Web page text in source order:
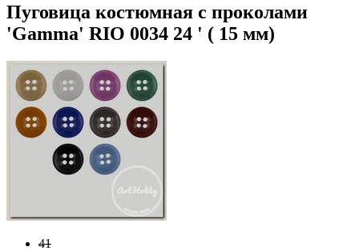
Пуговица костюмная с проколами
'Gamma' RIO 0034 24 ' ( 15 мм)
41